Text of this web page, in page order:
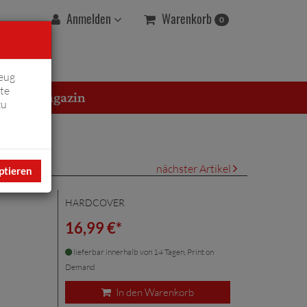
Anmelden Warenkorb 0
Magazin
nächster Artikel
HARDCOVER
16,99 €*
lieferbar innerhalb von 14 Tagen, Print on
Demand
In den Warenkorb